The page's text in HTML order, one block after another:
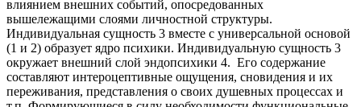
влиянием внешних событий, опосредованных
вышележащими слоями личностной структуры.
Индивидуальная сущность 3 вместе с универсальной основой
(1 и 2) образует ядро психики. Индивидуальную сущность 3
окружает внешний слой эндопсихики 4. Его содержание
составляют интероцептивные ощущения, сновидения и их
переживания, представления о своих душевных процессах и